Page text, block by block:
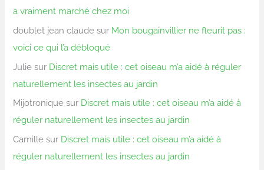
a vraiment marché chez moi
doublet jean claude sur Mon bougainvillier ne fleurit pas :
voici ce qui l’a débloqué
Julie sur Discret mais utile : cet oiseau m’a aidé à réguler
naturellement les insectes au jardin
Mijotronique sur Discret mais utile : cet oiseau m’a aidé à
réguler naturellement les insectes au jardin
Camille sur Discret mais utile : cet oiseau m’a aidé à
réguler naturellement les insectes au jardin